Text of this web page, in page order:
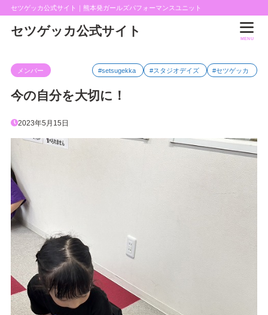
セツゲッカ公式サイト｜熊本発ガールズパフォーマンスユニット
セツゲッカ公式サイト
MENU
メンバー #setsugekka #スタジオデイズ #セツゲッカ
今の自分を大切に！
2023年5月15日